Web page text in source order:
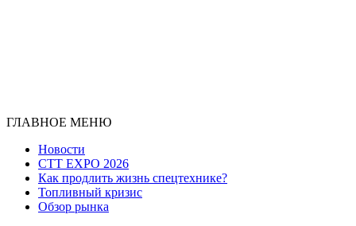
ГЛАВНОЕ МЕНЮ
Новости
CTT EXPO 2026
Как продлить жизнь спецтехнике?
Топливный кризис
Обзор рынка